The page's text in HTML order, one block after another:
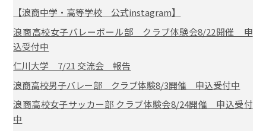
【浪商中学・高等学校 公式instagram】
浪商高校女子バレーボール部 クラブ体験会8/22開催 申
込受付中
仁川大学 7/21 交流会 報告
浪商高校男子バレー部 クラブ体験8/3開催 申込受付中
浪商高校女子サッカー部 クラブ体験会8/24開催 申込受付
中